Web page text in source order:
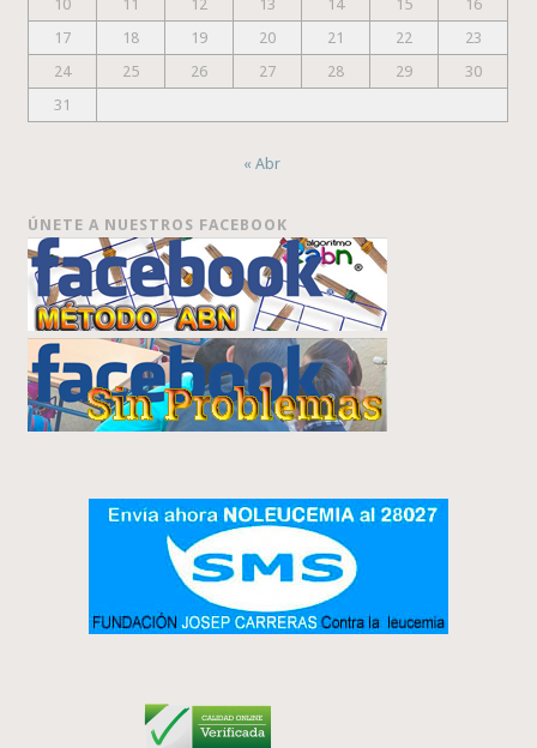
10
11 12 13 14 15
16
17
18 19 20 21 22
23
24
25 26 27 28 29
30
31
« Abr
ÚNETE A NUESTROS FACEBOOK